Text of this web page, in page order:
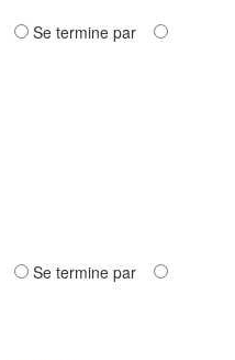
Se termine par
Se termine par